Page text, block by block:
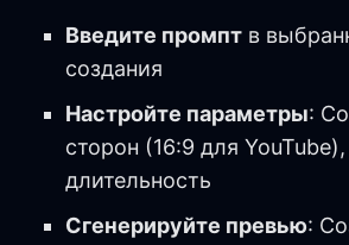
Введите промптв
создания
Настройте параметры:
сторон (16:9 для YouTube),
длительность
Сгенерируйте превью: